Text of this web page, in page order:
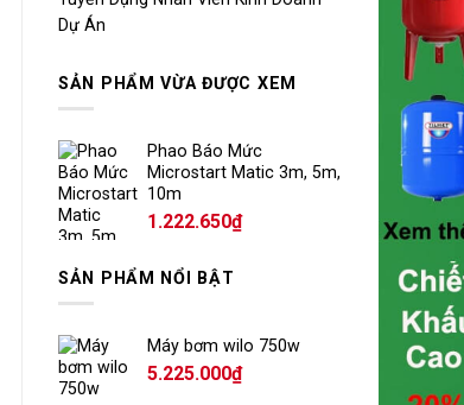
Dự Án
SẢN PHẨM VỪA ĐƯỢC XEM
Phao Báo Mức
Microstart Matic 3m, 5m,
10m
1.222.650₫
SẢN PHẨM NỔI BẬT
Máy bơm wilo 750w
5.225.000₫